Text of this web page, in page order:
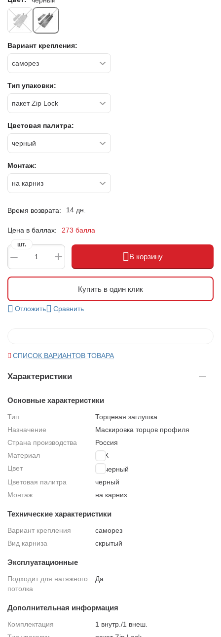
Вариант крепления:
Тип упаковки:
Цветовая палитра:
Монтаж:
Время возврата: 14 дн.
Цена в баллах: 273 балла
+
−
шт.
В корзину
Купить в один клик
Отложить Сравнить
СПИСОК ВАРИАНТОВ ТОВАРА
Характеристики
Основные характеристики
Тип
Торцевая заглушка
Назначение
Маскировка торцов профиля
Страна производства
Россия
Материал
ПВХ
Цвет
черный
Цветовая палитра
черный
Монтаж
на карниз
Технические характеристики
Вариант крепления
саморез
Вид карниза
скрытый
Эксплуатационные
Подходит для натяжного
потолка
Да
Дополнительная информация
Комплектация
1 внутр./1 внеш.